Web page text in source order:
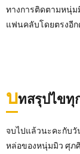
ทางการติดตามหนุ่ม
แฟนคลับโดยตรงอีก
บทสรุปไขทุ
จบไปแล้วนะคะกับวั
หล่อของหนุ่มมิว ศุภ